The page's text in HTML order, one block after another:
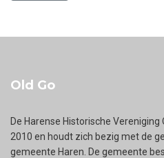
Old Go
De Harense Historische Vereniging
2010 en houdt zich bezig met de
gemeente Haren. De gemeente